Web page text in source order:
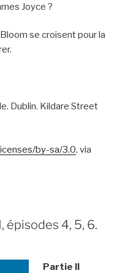
Joyce ?
se croisent pour la
Dublin. Kildare Street
by-sa/3.0, via
épisodes 4, 5, 6.
Partie II